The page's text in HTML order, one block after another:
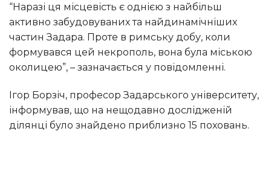
“Наразі ця місцевість є однією з найбільш
активно забудовуваних та найдинамічніших
частин Задара. Проте в римську добу, коли
формувався цей некрополь, вона була міською
околицею”, – зазначається у повідомленні.
Ігор Борзіч, професор Задарського університету,
інформував, що на нещодавно дослідженій
ділянці було знайдено приблизно 15 поховань.